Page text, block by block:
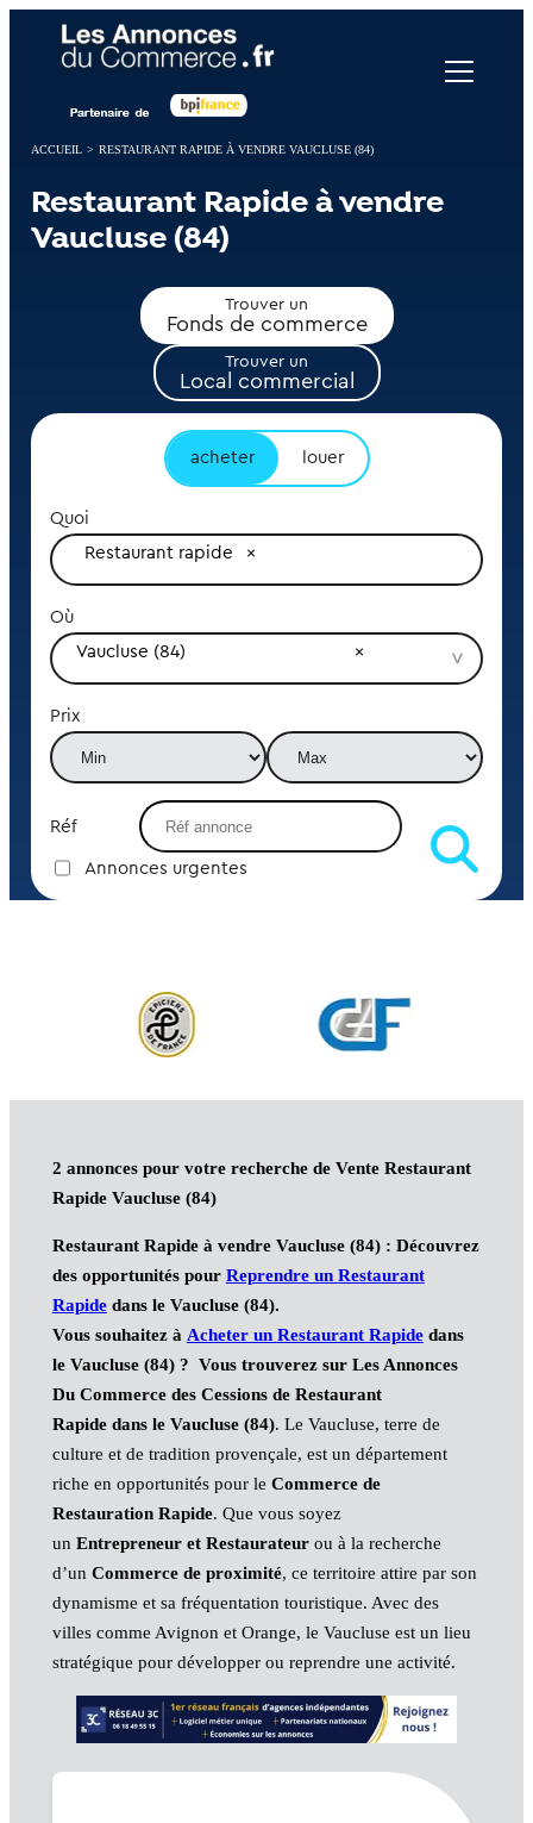
ACCUEIL > RESTAURANT RAPIDE À VENDRE VAUCLUSE (84)
Restaurant Rapide à vendre
Vaucluse (84)
Trouver un
Fonds de commerce
Trouver un
Local commercial
acheter louer
Quoi
Restaurant rapide
Où
Vaucluse (84)
Prix
Réf
Annonces urgentes
2 annonces pour votre recherche de Vente Restaurant
Rapide Vaucluse (84)
Restaurant Rapide à vendre Vaucluse (84) : Découvrez
des opportunités pour Reprendre un Restaurant
Rapidedans le Vaucluse (84).
Vous souhaitez à Acheter un Restaurant Rapide dans
le Vaucluse (84) ? Vous trouverez sur Les Annonces
Du Commerce des Cessions de Restaurant
Rapide dans le Vaucluse (84). Le Vaucluse, terre de
culture et de tradition provençale, est un département
riche en opportunités pour le Commerce de
Restauration Rapide. Que vous soyez
un Entrepreneur et Restaurateurou à la recherche
d’un Commerce de proximité, ce territoire attire par son
dynamisme et sa fréquentation touristique. Avec des
villes comme Avignon et Orange, le Vaucluse est un lieu
stratégique pour développer ou reprendre une activité.
Panneau de gestion des cookies